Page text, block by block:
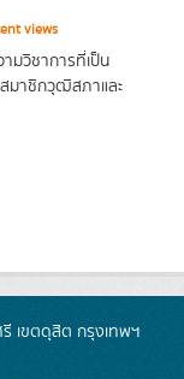
views
มวิชาการที่เป็น
สมาชิกวุฒิสภาและ
เขตดุสิต กรุงเทพฯ